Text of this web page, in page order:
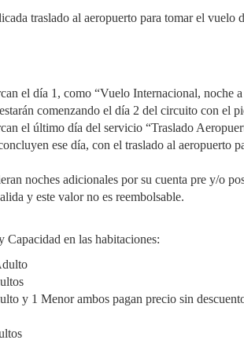
traslado al aeropuerto para tomar el vuelo
el día 1, como “Vuelo Internacional, noche
comenzando el día 2 del circuito con el
el último día del servicio “Traslado
ese día, con el traslado al aeropuerto
noches adicionales por su cuenta pre y/o
y este valor no es reembolsable.
Capacidad en las habitaciones:
y 1 Menor ambos pagan precio sin